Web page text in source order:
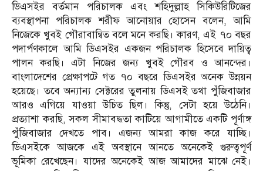
ডিএসইর বর্তমান পরিচালক এবং শহিদুল্লাহ সিকিউরিটিজের
ব্যবস্থাপনা পরিচালক শরীফ আনোয়ার হোসেন বলেন, আমি
নিজেকে খুবই গৌরাবান্বিত বলে মনে করছি। কারণ, এই ৭০ বছর
পদার্পণকালে আমি ডিএসইর একজন পরিচালক হিসেবে দায়িত্ব
পালন করছি। এটা নিজের জন্য খুবই গৌরব ও আনন্দের।
বাংলাদেশের প্রেক্ষাপটে গত ৭০ বছরে ডিএসইর অনেক উন্নয়ন
হয়েছে। তবে অন্যান্য সেক্টরের তুলনায় ডিএসই তথা পুঁজিবাজার
আরও এগিয়ে যাওয়া উচিত ছিল। কিন্তু, সেটা হয়ে উঠেনি।
প্রত্যাশা করছি, সকল সীমাবদ্ধতা কাটিয়ে আগামীতে একটি পূর্ণাঙ্গ
পুঁজিবাজার দেখতে পাব। এজন্য আমরা কাজ করে যাচ্ছি।
ডিএসইকে আজকে এই অবস্থানে আনতে অনেকেই গুরুত্বপূর্ণ
ভূমিকা রেখেছেন। যাদের অনেকেই আজ আমাদের মাঝে নেই।